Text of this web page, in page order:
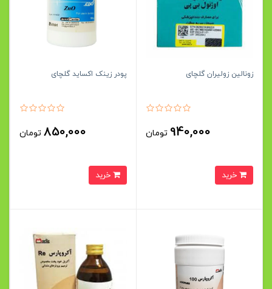
زونالین زولیران گلچای
940,000 تومان
پودر زینک اکساید گلچای
850,000 تومان